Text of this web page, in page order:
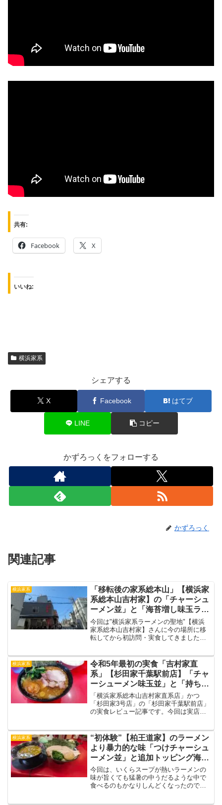
共有:
Facebook X
いいね:
横浜家系
シェアする
X Facebook はてブ
LINE コピー
かずろっくをフォローする
かずろっく
関連記事
横浜家系
「移転後の家系総本山」【横浜家
系総本山吉村家】の「チャーシュ
ーメン並」と「海苔増し味玉ライ
ス」 横浜家系ラーメン 「吉村
家直系」
今回は"横浜家系ラーメンの聖地"【横浜
家系総本山吉村家】さんに今の場所に移
転してから初訪問・実食してきました。
初めてなので、旧店舗の時の味を思い出
しながらお伝えしていきたいと思いま
す。
横浜家系
令和5年最初の実食「吉村家直
系」【杉田家千葉駅前店】「チャ
ーシューメン味玉並」と「持ち帰
りラーメン」part1
「横浜家系総本山吉村家直系店」かつ
「杉田家3号店」の「杉田家千葉駅前店」
の実食レビュー記事です。今回は実店舗
参考までに目を通していただけると嬉し
いです。
横浜家系
“初体験”【柏王道家】のラーメン
より暴力的な味「つけチャーシュ
ーメン並」と追加トッピング海苔
と味玉 横浜家系ラーメン 「王
道家グループ」柏市ラーメン
今回は、いくらスープが熱いラーメンの
味が旨くても猛暑の中うだるような中で
食べるのもかなりしんどくなったので、